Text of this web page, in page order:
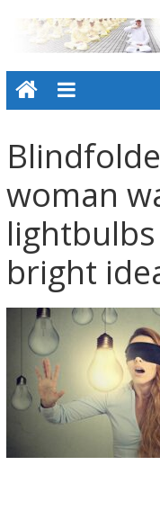
woman
bright